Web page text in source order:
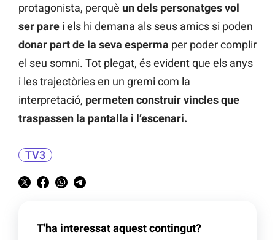
protagonista, perquè un dels personatges vol
ser pare i els hi demana als seus amics si poden
donar part de la seva esperma per poder complir
el seu somni. Tot plegat, és evident que els anys
i les trajectòries en un gremi com la
interpretació, permeten construir vincles que
traspassen la pantalla i l’escenari.
TV3
T'ha interessat aquest contingut?